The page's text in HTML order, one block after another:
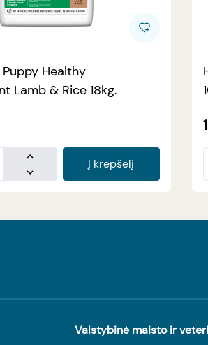
Healthy
Lamb & Rice 18kg.
Į krepšelį
Valstybinė maisto ir